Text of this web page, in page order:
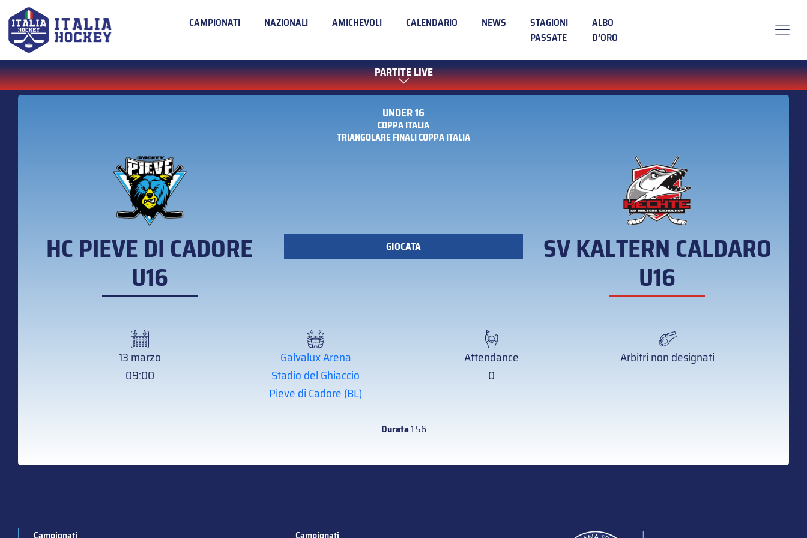
CAMPIONATI NAZIONALI AMICHEVOLI CALENDARIO NEWS
STAGIONI
PASSATE
ALBO
D’ORO
PARTITE LIVE
UNDER 16
COPPA ITALIA
TRIANGOLARE FINALI COPPA ITALIA
HC PIEVE DI CADORE
U16
GIOCATA SV KALTERN CALDARO
U16
13 marzo
09:00
Galvalux Arena
Stadio del Ghiaccio
Pieve di Cadore (BL)
Attendance
0
Arbitri non designati
Durata1:56